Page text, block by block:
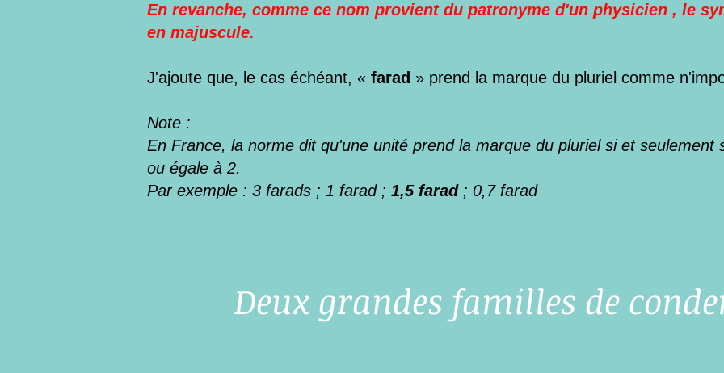
En revanche, comme ce nom provient du patronyme d'un physicien , le
en majuscule.
J'ajoute que, le cas échéant, « farad » prend la marque du pluriel comme
Note :
En France, la norme dit qu'une unité prend la marque du pluriel si et seulement
ou égale à 2.
Par exemple : 3 farads ; 1 farad ; 1,5 farad; 0,7 farad
Deux grandes familles de